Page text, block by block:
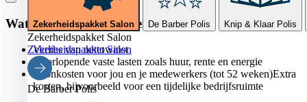
Zekerheidspakket Salon De Barber Polis Knip & Klaar Polis
Zekerheidspakket Salon
Zekerheidspakket Salon
De Barber Polis
Wat is gedekt op deze verzekering?
Verlies van nettowinst
Doorlopende vaste lasten zoals huur, rente en energie
Loonkosten voor jou en je medewerkers (tot 52 weken)Extra
kosten, bijvoorbeeld voor een tijdelijke bedrijfsruimte